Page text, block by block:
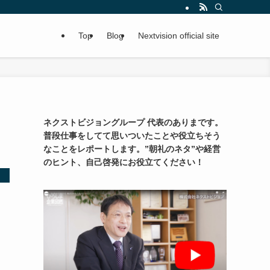
Top Blog Nextvision official site
ネクストビジョングループ 代表のありまです。
普段仕事をしてて思いついたことや役立ちそう
なことをレポートします。”朝礼のネタ”や経営
のヒント、自己啓発にお役立てください！